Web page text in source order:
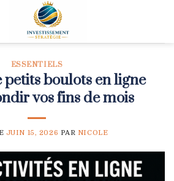
ESSENTIELS
petits boulots en ligne
vos fins de mois
JUIN 15, 2026 PAR NICOLE